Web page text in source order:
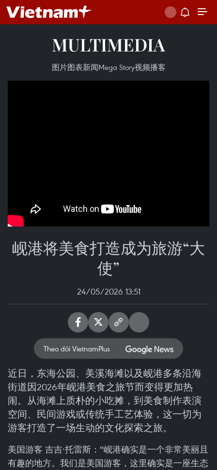
MULTIMEDIA
图片图表新闻Mega Story视频播客
岘港将美食打造成为旅游“大
使”
24/05/2026 13:51
Theo dõi VietnamPlus
近日，东海公园、美溪海滩以及岘港多条沿海
街道因2026年岘港美食之旅节而变得更加热
闹。从海滩上质朴的小吃摊，到美食制作表演
空间、民间游戏或传统手工艺体验，这一切为
游客打造了一场生动的文化探索之旅。
美国游客 吉吉·托雷斯：“岘港确实是一个非常美丽且
有趣的地方。我们是美国游客，这里确实是一座生态